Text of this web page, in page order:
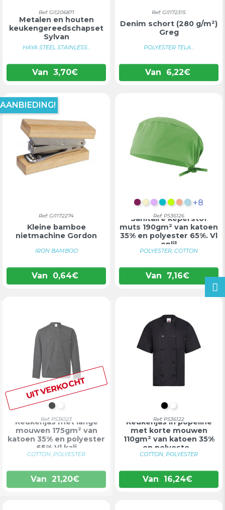
Ref: GI1206871
Metalen en houten
keukengereedschapset
Sylvan
HAYA STEEL STAINLESS...
Van 3,70€
Ref: GI1172315
Denim schort (280 g/m²)
Greg
POLYESTER TELA...
Van 6,22€
Ref: GI1172274
Kleine bamboe
nietmachine Gordon
IRON BAMBOO
Van 0,64€
AANBIEDING!
BORDEAUX
PASTELGEEL
LILATURKOOIS
LIMOEN
ZALM
+8
Ref: PS36126
Sanitaire keperstof
muts 190gm² van katoen
35% en polyester 65%. Vl
enlil
POLYESTER, COTTON
Van 7,16€
UITVERKOCHT
ZWART
WIT
Ref: PS36123
Keukenjas met lange
mouwen 175gm² van
katoen 35% en polyester
65% Vl kali
COTTON, POLYESTER
Van 21,20€
ZWART
WIT
Ref: PS36122
Keukenjas in popeline
met korte mouwen
110gm² van katoen 35%
en polyeste...
COTTON, POLYESTER
Van 16,24€